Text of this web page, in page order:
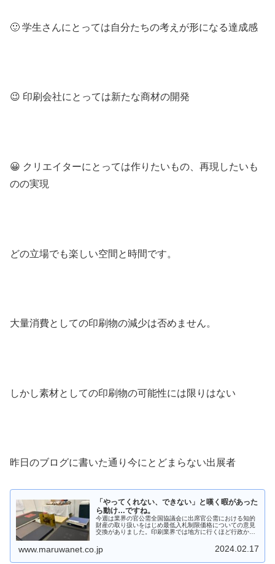
🙂 学生さんにとっては自分たちの考えが形になる達成感
😉 印刷会社にとっては新たな商材の開発
😀 クリエイターにとっては作りたいもの、再現したいも
のの実現
どの立場でも楽しい空間と時間です。
大量消費としての印刷物の減少は否めません。
しかし素材としての印刷物の可能性には限りはない
昨日のブログに書いた通り今にとどまらない出展者
「やってくれない、できない」と嘆く暇があった
ら動け…ですね。
今週は業界の官公需全国協議会に出席官公需における知的
財産の取り扱いをはじめ最低入札制限価格についての意見
交換がありました。印刷業界では地方に行くほど行政から
産の所有権は有無を言わ...
www.maruwanet.co.jp 2024.02.17